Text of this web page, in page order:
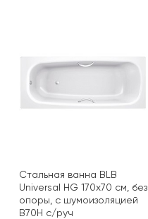
Стальная ванна BLB
Universal HG 170х70 см, без
опоры, с шумоизоляцией
B70H с/руч